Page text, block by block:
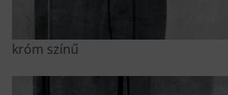
króm színű